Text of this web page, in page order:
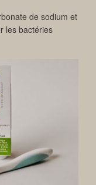
de sodium et
les bactéries